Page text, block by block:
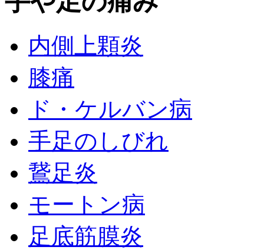
内側上顆炎
膝痛
ド・ケルバン病
手足のしびれ
鵞足炎
モートン病
足底筋膜炎